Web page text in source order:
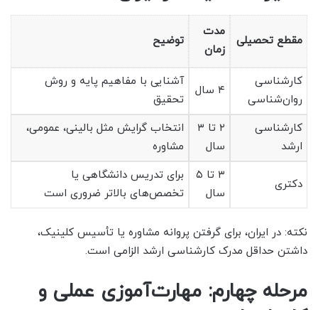
مقطع تحصیلی
مدت
زمان
توضیح
کارشناسی
روان‌شناسی
۴ سال
آشنایی با مفاهیم پایه و روش
تحقیق
کارشناسی
ارشد
۲ تا ۳
سال
انتخاب گرایش مثل بالینی، عمومی،
مشاوره
دکتری
۳ تا ۵
سال
برای تدریس دانشگاهی یا
تخصص‌های بالاتر ضروری است
نکته: در ایران، برای گرفتن پروانه مشاوره یا تأسیس کلینیک،
داشتن حداقل مدرک کارشناسی ارشد الزامی است.
مرحله چهارم: مهارت‌آموزی عملی و